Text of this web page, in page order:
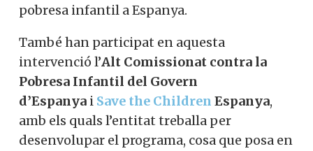
pobresa infantil a Espanya.
També han participat en aquesta
intervenció l’Alt Comissionat contra la
Pobresa Infantil del Govern
d’Espanya i Save the Children Espanya,
amb els quals l’entitat treballa per
desenvolupar el programa, cosa que posa en